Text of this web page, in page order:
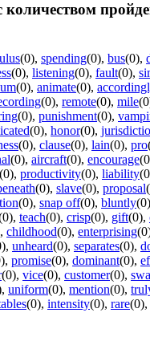
количеством
(0), spending(0), bus(0),
(0), listening(0), fault(0),
(0), animate(0),
(0), remote(0), mile
(0), punishment(0),
(0), honor(0),
(0), clause(0), lain(0), pro
(0), aircraft(0), encourage
(0), productivity(0), liability
(0), slave(0), proposal
(0), snap off(0), bluntly(0)
, teach(0), crisp(0), gift(0),
, childhood(0), enterprising
, unheard(0), separates(0),
, promise(0), dominant(0),
(0), vice(0), customer(0),
, uniform(0), mention(0),
(0), intensity(0), rare(0),